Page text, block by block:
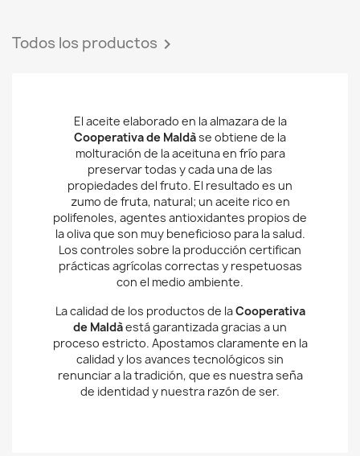
Todos los productos 
El aceite elaborado en la almazara de la
Cooperativa de Maldàse obtiene de la
molturación de la aceituna en frío para
preservar todas y cada una de las
propiedades del fruto. El resultado es un
zumo de fruta, natural; un aceite rico en
polifenoles, agentes antioxidantes propios de
la oliva que son muy beneficioso para la salud.
Los controles sobre la producción certifican
prácticas agrícolas correctas y respetuosas
con el medio ambiente.
La calidad de los productos de laCooperativa
de Maldàestá garantizada gracias a un
proceso estricto. Apostamos claramente en la
calidad y los avances tecnológicos sin
renunciar a la tradición, que es nuestra seña
de identidad y nuestra razón de ser.